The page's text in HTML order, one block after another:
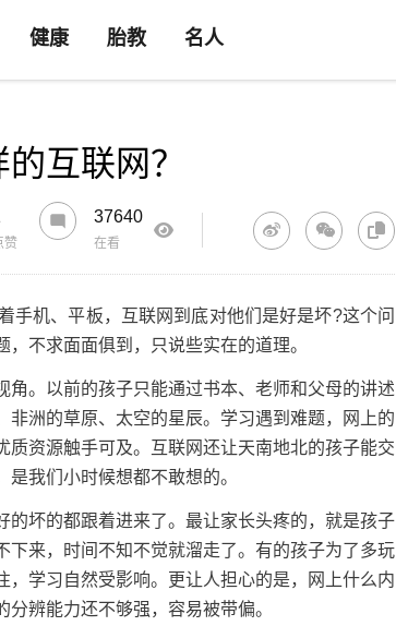
健康 胎教 名人
互联网？
赞
37640
在看
机、平板，互联网到底对他们是好是坏?这个问
不求面面俱到，只说些实在的道理。
。以前的孩子只能通过书本、老师和父母的讲述
洲的草原、太空的星辰。学习遇到难题，网上的
资源触手可及。互联网还让天南地北的孩子能交
我们小时候想都不敢想的。
坏的都跟着进来了。最让家长头疼的，就是孩子
来，时间不知不觉就溜走了。有的孩子为了多玩
学习自然受影响。更让人担心的是，网上什么内
辨能力还不够强，容易被带偏。